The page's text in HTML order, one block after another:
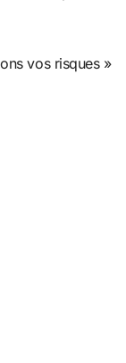
vos risques »